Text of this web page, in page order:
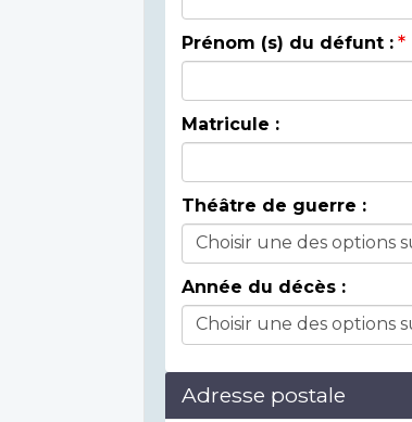
Prénom (s) du défunt :
Matricule :
Théâtre de guerre :
Année du décès :
Adresse postale